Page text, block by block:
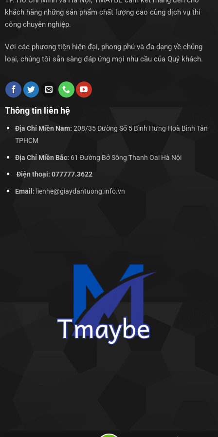
khách hàng những sản phẩm chất lượng cao cùng dịch vụ thi
công chuyên nghiệp.
Với các phương tiện hiện đại, phong phú và đa dạng về chủng
loại, chúng tôi sẵn sàng đáp ứng mọi nhu cầu của Quý khách.
Thông tin liên hệ
Địa Chỉ Miền Nam: 208/35 Đường Số 5 Bình Hưng Hoà Bình Tân
TPHCM
Địa Chỉ Miền Bắc: 61 Đường Bở Sông Thanh Oai Hà Nội
Điện thoại: 077777.3622
Email: lienhe@giaydantuong.info.vn